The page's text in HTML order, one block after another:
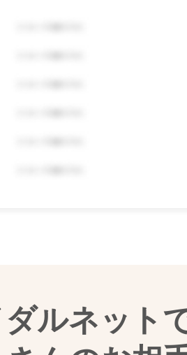
ルネット